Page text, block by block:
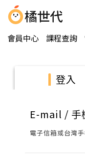
會員中心 課程查詢
登入
E-mail / 手
電子信箱或台灣